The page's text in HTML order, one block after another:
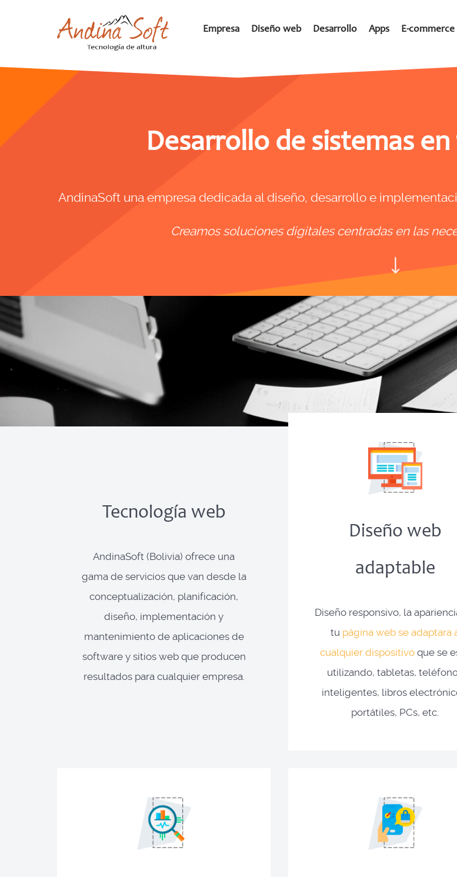
Empresa Diseño web Desarrollo Apps E-commerce
Desarrollo de sistemas
AndinaSoft una empresa dedicada al diseño, desarrollo e
Creamos soluciones digitales centradas en las
Tecnología web
AndinaSoft (Bolivia) ofrece una
gama de servicios que van desde la
conceptualización, planificación,
diseño, implementación y
mantenimiento de aplicaciones de
software y sitios web que producen
resultados para cualquier empresa.
Diseño web
adaptable
Diseño responsivo, la
tu página web se adaptara
cualquier dispositivo que se
utilizando, tabletas,
inteligentes, libros
portátiles, PCs, etc.